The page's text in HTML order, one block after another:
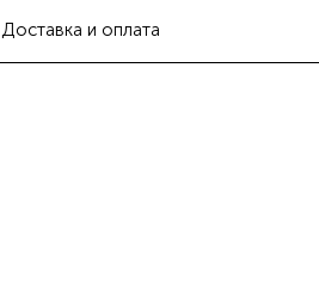
Доставка и оплата